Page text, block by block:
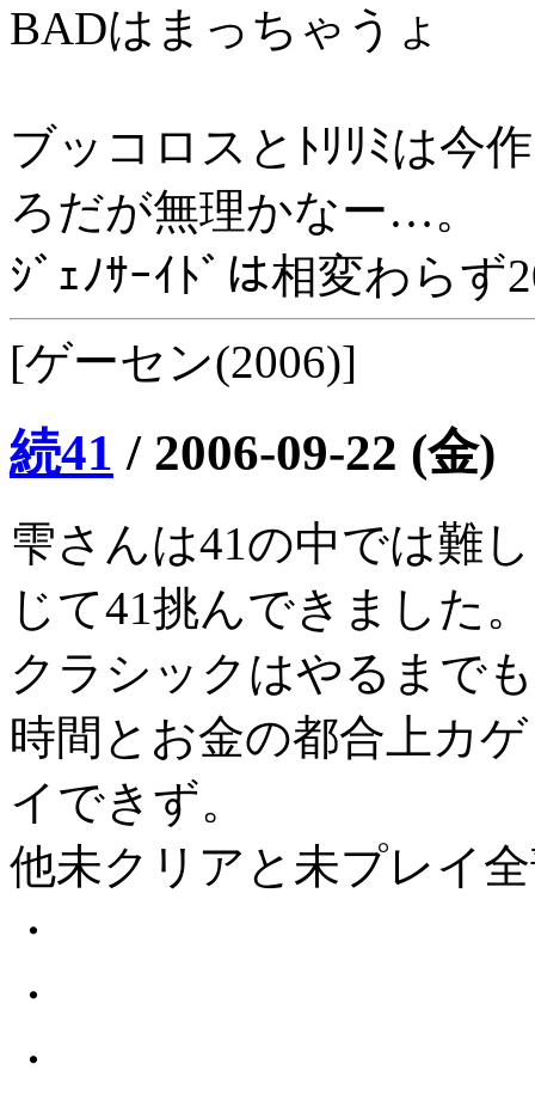
BADはまっちゃうょ
ブッコロスとﾄﾘﾘﾐは今
ろだが無理かなー…。
ｼﾞｪﾉｻｰｲﾄﾞは相変わらず
[ゲーセン(2006)]
続41 / 2006-09-22 (金)
雫さんは41の中では難
じて41挑んできました。
クラシックはやるまで
時間とお金の都合上カ
イできず。
他未クリアと未プレイ
・
・
・